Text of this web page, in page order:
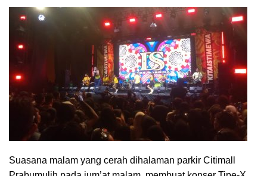
Suasana malam yang cerah dihalaman parkir Citimall